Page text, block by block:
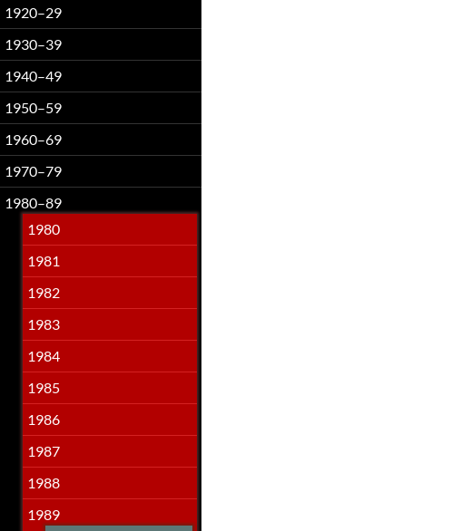
1920–29
1930–39
1940–49
1950–59
1960–69
1970–79
1980–89
1980
1981
1982
1983
1984
1985
1986
1987
1988
1989